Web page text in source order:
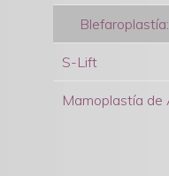
S-Lift
Mamoplastía de